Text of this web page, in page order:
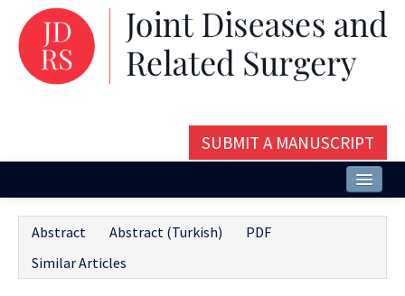
SUBMIT A MANUSCRIPT
Issues and Articles
Abstract Abstract (Turkish)
PDF
Similar Articles